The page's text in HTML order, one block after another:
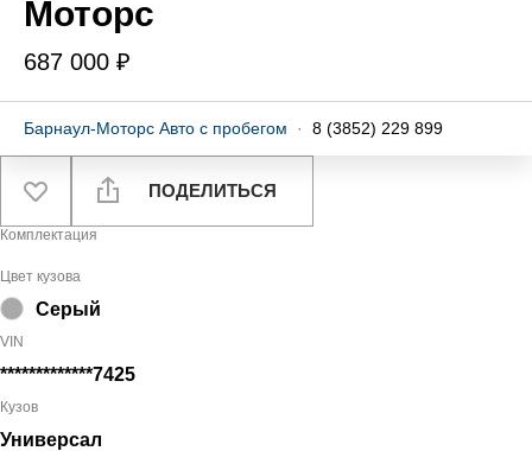
Моторс
687 000 ₽
Барнаул-Моторс Авто с пробегом · 8 (3852) 229 899
ПОДЕЛИТЬСЯ
Комплектация
Цвет кузова
Серый
VIN
*************7425
Кузов
Универсал